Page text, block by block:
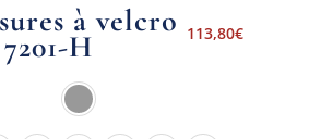
à velcro
7201-H 113,80€